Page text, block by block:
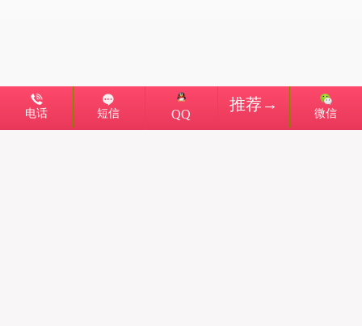
电话 短信 QQ
推荐→
微信